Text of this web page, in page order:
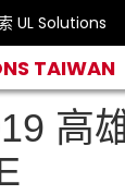
UL Solutions
TAIWAN
高